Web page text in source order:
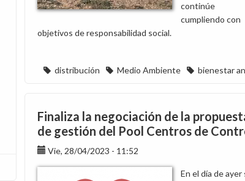
continúe
cumpliendo con
objetivos de responsabilidad social.
distribución Medio Ambiente bienestar
Finaliza la negociación de la
de gestión del Pool Centros de
Vie, 28/04/2023 - 11:52
En el día de ayer